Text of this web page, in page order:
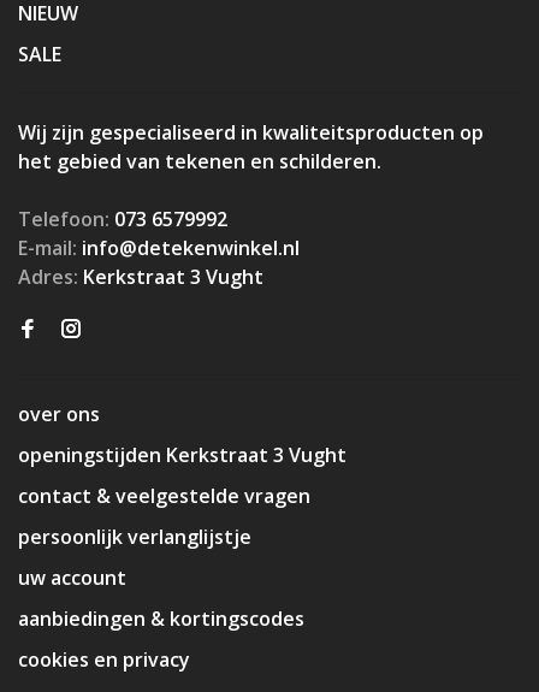
NIEUW
SALE
Wij zijn gespecialiseerd in kwaliteitsproducten op
het gebied van tekenen en schilderen.
Telefoon: 073 6579992
E-mail: info@detekenwinkel.nl
Adres: Kerkstraat 3 Vught
over ons
openingstijden Kerkstraat 3 Vught
contact & veelgestelde vragen
persoonlijk verlanglijstje
uw account
aanbiedingen & kortingscodes
cookies en privacy